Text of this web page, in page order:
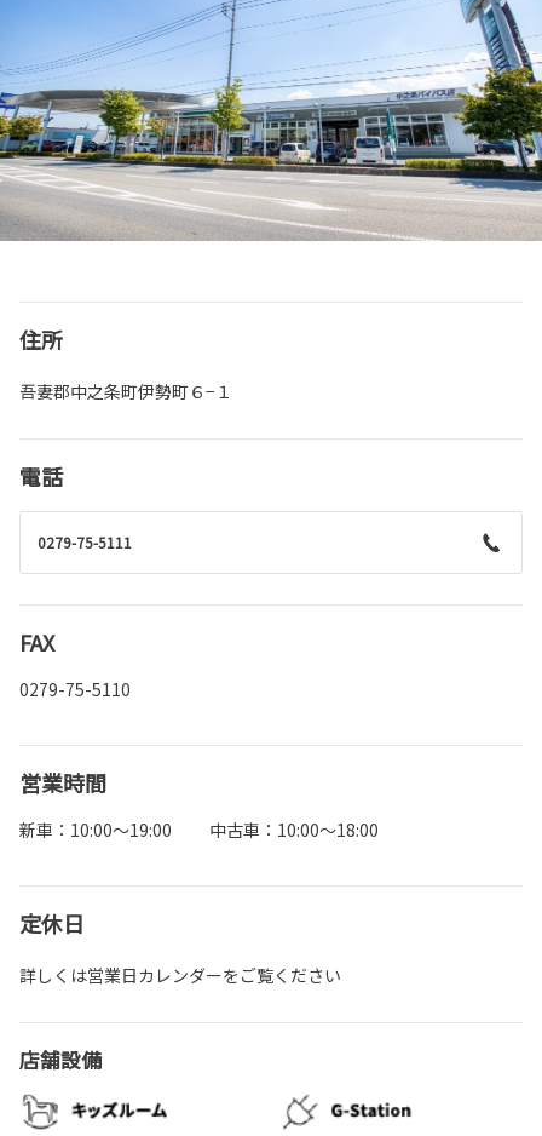
住所
吾妻郡中之条町伊勢町６−１
電話
0279-75-5111
FAX
0279-75-5110
営業時間
新車：10:00～19:00 中古車：10:00～18:00
定休日
詳しくは営業日カレンダーをご覧ください
店舗設備